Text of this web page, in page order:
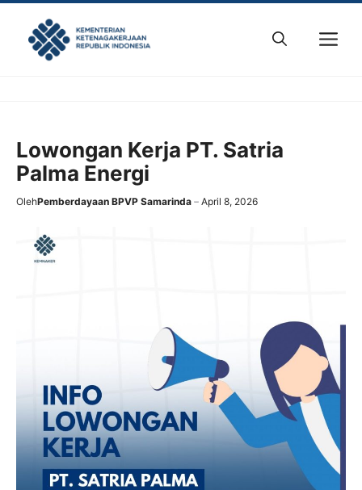
content
Lowongan Kerja PT. Satria
Palma Energi
OlehPemberdayaan BPVP Samarinda April 8, 2026